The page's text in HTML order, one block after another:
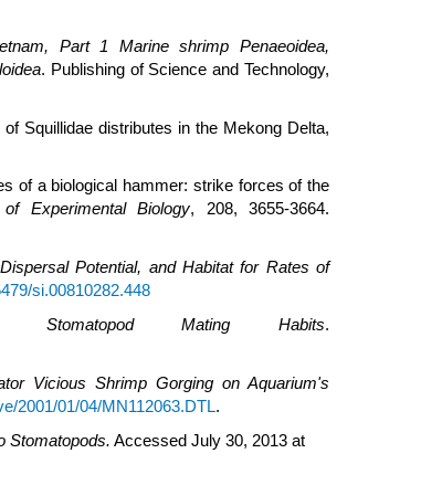
Part 1 Marine shrimp Penaeoidea,
. Publishing of Science and Technology,
Squillidae distributes in the Mekong Delta,
of a biological hammer: strike forces of the
Experimental Biology, 208, 3655-3664.
Potential, and Habitat for Rates of
si.00810282.448
Stomatopod Mating Habits.
Vicious Shrimp Gorging on Aquarium's
2001/01/04/MN112063.DTL.
Stomatopods. Accessed July 30, 2013 at